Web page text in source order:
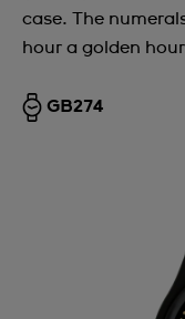
case. The
hour a golden
GB274